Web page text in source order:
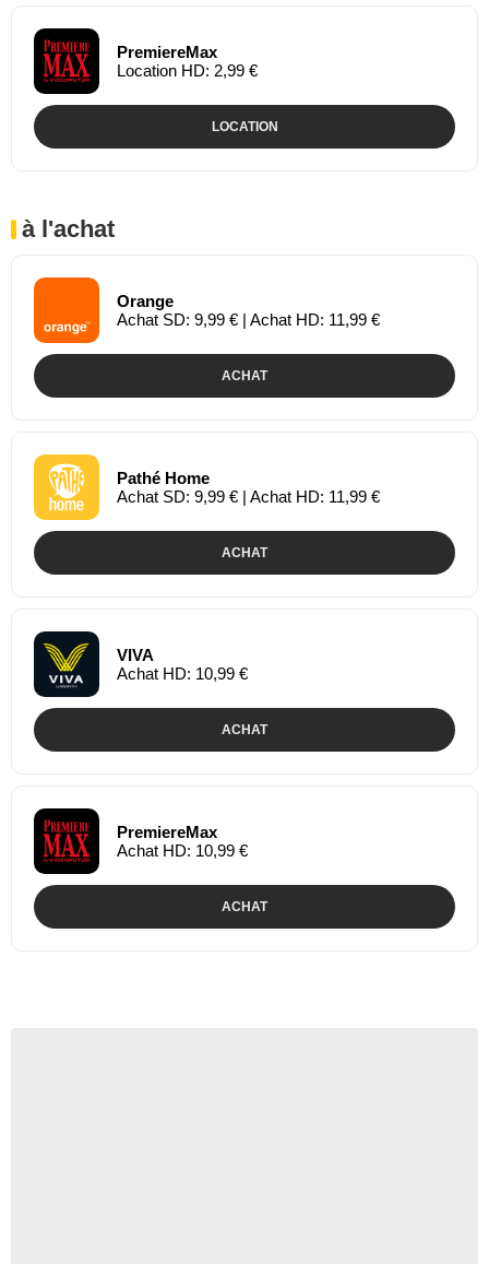
PremiereMax
Location HD: 2,99 €
LOCATION
à l'achat
Orange
Achat SD: 9,99 € | Achat HD: 11,99 €
ACHAT
Pathé Home
Achat SD: 9,99 € | Achat HD: 11,99 €
ACHAT
VIVA
Achat HD: 10,99 €
ACHAT
PremiereMax
Achat HD: 10,99 €
ACHAT